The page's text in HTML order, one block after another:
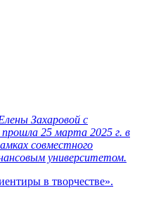
Захаровой с
25 марта 2025 г. в
совместного
университетом.
в творчестве».